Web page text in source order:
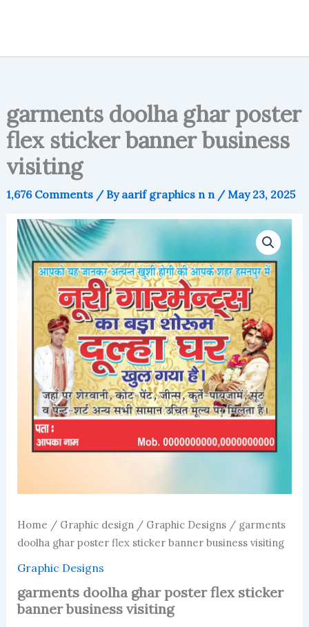
garments doolha ghar poster
flex sticker banner business
visiting
1,676 Comments / Byaarif graphics n n / May 23, 2025
Home / Graphic design/ Graphic Designs/ garments
doolha ghar poster flex sticker banner business visiting
Graphic Designs
garments doolha ghar poster flex sticker
banner business visiting